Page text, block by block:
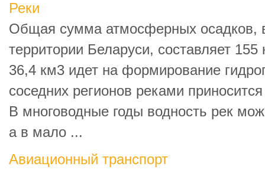
Реки
Общая сумма атмосферных осадков,
территории Беларуси, составляет
36,4 км3 идет на формирование
соседних регионов реками
В многоводные годы водность рек
а в мало ...
Авиационный транспорт